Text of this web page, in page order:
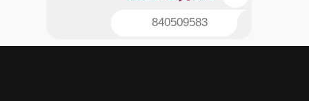
840509583